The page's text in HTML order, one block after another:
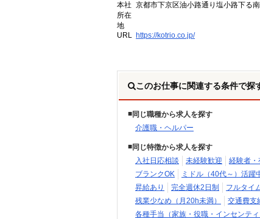
本社
所在
地
京都市下京区油小路通り塩小路下る
URL https://kotrio.co.jp/
このお仕事に関連する条件で探
同じ職種から求人を探す
介護職・ヘルパー
同じ特徴から求人を探す
入社日応相談
未経験歓迎 経験者・
ブランクOK
ミドル（40代～）活躍
昇給あり
完全週休2日制 フルタイ
残業少なめ（月20h未満）
交通費支
各種手当（家族・役職・インセンテ